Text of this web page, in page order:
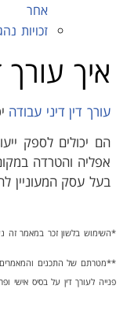
אחר
זכויות
איך עורך
עורך דין דיני עבודה
הם יכולים לספק
אפליה והטרדה
בעל עסק המעוניין
*השימוש בלשון זכר במאמר זה
**מטרתם של התכנים והמאמרים
פנייה לעורך דין על בסיס אישי